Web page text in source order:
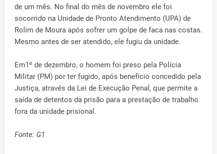
de um mês. No final do mês de novembro ele foi
socorrido na Unidade de Pronto Atendimento (UPA) de
Rolim de Moura após sofrer um golpe de faca nas costas.
Mesmo antes de ser atendido, ele fugiu da unidade.
Em1º de dezembro, o homem foi preso pela Polícia
Militar (PM) por ter fugido, após benefício concedido pela
Justiça, através da Lei de Execução Penal, que permite a
saída de detentos da prisão para a prestação de trabalho
fora da unidade prisional.
Fonte: G1